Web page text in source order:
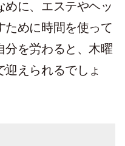
めに、エステやヘッ
ために時間を使って
分を労わると、木曜
迎えられるでしょ